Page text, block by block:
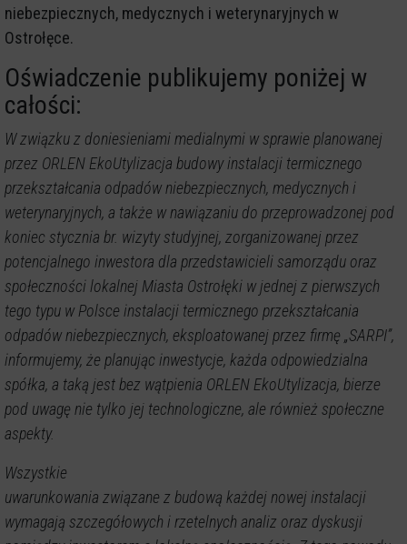
niebezpiecznych, medycznych i weterynaryjnych w
Ostrołęce.
Oświadczenie publikujemy poniżej w
całości:
W związku z doniesieniami medialnymi w sprawie planowanej
przez ORLEN EkoUtylizacja budowy instalacji termicznego
przekształcania odpadów niebezpiecznych, medycznych i
weterynaryjnych, a także w nawiązaniu do przeprowadzonej pod
koniec stycznia br. wizyty studyjnej, zorganizowanej przez
potencjalnego inwestora dla przedstawicieli samorządu oraz
społeczności lokalnej Miasta Ostrołęki w jednej z pierwszych
tego typu w Polsce instalacji termicznego przekształcania
odpadów niebezpiecznych, eksploatowanej przez firmę „SARPI”,
informujemy, że planując inwestycje, każda odpowiedzialna
spółka, a taką jest bez wątpienia ORLEN EkoUtylizacja, bierze
pod uwagę nie tylko jej technologiczne, ale również społeczne
aspekty.
Wszystkie
uwarunkowania związane z budową każdej nowej instalacji
wymagają szczegółowych i rzetelnych analiz oraz dyskusji